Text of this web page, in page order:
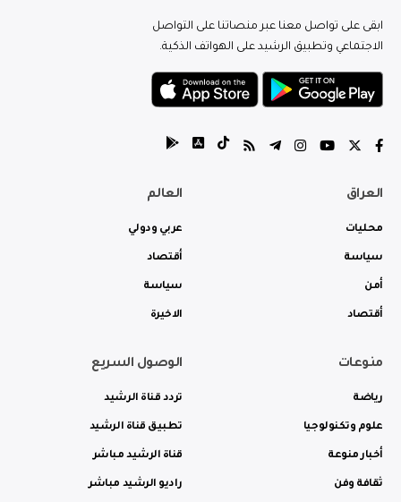
ابقى على تواصل معنا عبر منصاتنا على التواصل
الاجتماعي وتطبيق الرشيد على الهواتف الذكية.
العراق
محليات
سياسة
أمن
أقتصاد
العالم
عربي ودولي
أقتصاد
سياسة
الاخيرة
منوعات
رياضة
علوم وتكنولوجيا
أخبار منوعة
ثقافة وفن
الوصول السريع
تردد قناة الرشيد
تطبيق قناة الرشيد
قناة الرشيد مباشر
راديو الرشيد مباشر